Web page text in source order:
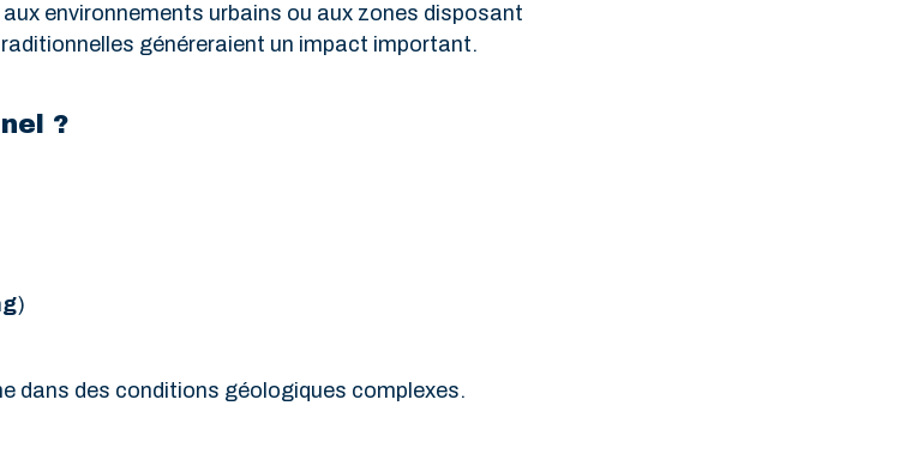
environnements urbains ou aux zones disposant
généreraient un impact important.
?
)
dans des conditions géologiques complexes.